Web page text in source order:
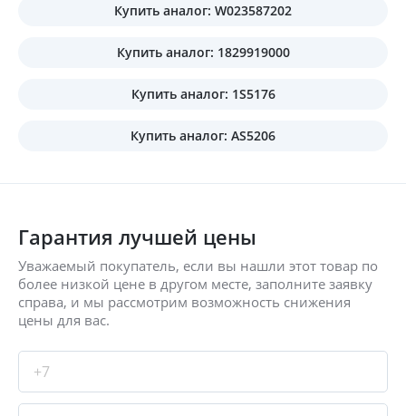
Купить аналог: W023587202
Купить аналог: 1829919000
Купить аналог: 1S5176
Купить аналог: AS5206
Гарантия лучшей цены
Уважаемый покупатель, если вы нашли этот товар по
более низкой цене в другом месте, заполните заявку
справа, и мы рассмотрим возможность снижения
цены для вас.